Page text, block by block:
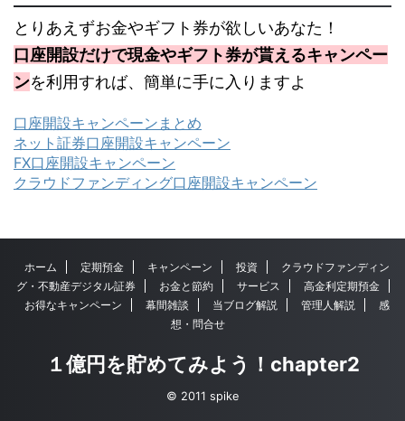
とりあえずお金やギフト券が欲しいあなた！
口座開設だけで現金やギフト券が貰えるキャンペー
ンを利用すれば、簡単に手に入りますよ
口座開設キャンペーンまとめ
ネット証券口座開設キャンペーン
FX口座開設キャンペーン
クラウドファンディング口座開設キャンペーン
ホーム 定期預金 キャンペーン 投資
クラウドファンディン
グ・不動産デジタル証券
お金と節約 サービス
高金利定期預金
お得なキャンペーン
幕間雑談 当ブログ解説 管理人解説
感
想・問合せ
１億円を貯めてみよう！chapter2
© 2011 spike